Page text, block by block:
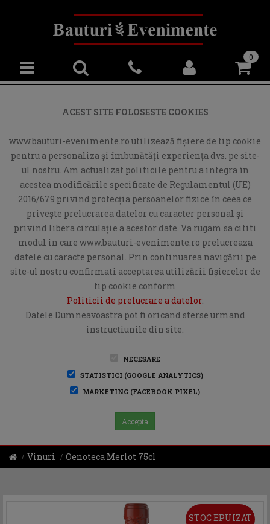
0
ACEST SITE FOLOSESTE COOKIES
www.bauturi-evenimente.ro utilizează fişiere de tip cookie
pentru a personaliza și îmbunătăți experiența dvs. pe site-
ul nostru. Am actualizat politicile pentru a integra în
acestea modificările specificate de Regulamentul (UE)
2016/679 privind protecția persoanelor fizice în ceea ce
privește prelucrarea datelor cu caracter personal și
privind libera circulație a acestor date. Va rugam sa cititi
modul in care www.bauturi-evenimente.ro prelucreaza
datele cu caracte personal. Prin continuarea navigării pe
site-ul nostru confirmati acceptarea utilizării fişierelor de
tip cookie conform
Politicii de prelucrare a datelor.
Datele Dumneavoastra pot fi oricand sterse urmand
instructiunile din site.
NECESARE
STATISTICI (GOOGLE ANALYTICS)
MARKETING (FACEBOOK PIXEL)
Accepta
Vinuri Oenoteca Merlot 75cl
STOC EPUIZAT